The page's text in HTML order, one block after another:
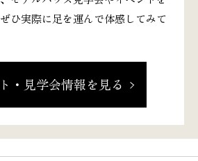
ひ実際に足を運んで体感してみて
・見学会情報を見る